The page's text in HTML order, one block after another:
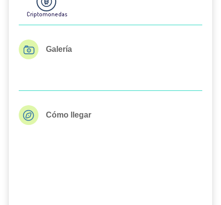
Criptomonedas
Galería
Cómo llegar